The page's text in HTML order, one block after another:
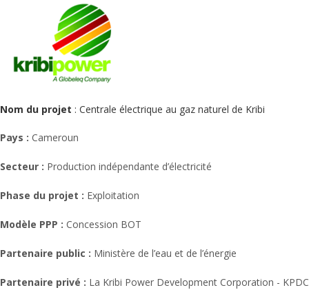
Nom du projet : Centrale électrique au gaz naturel de Kribi
Pays : Cameroun
Secteur : Production indépendante d’électricité
Phase du projet : Exploitation
Modèle PPP : Concession BOT
Partenaire public : Ministère de l’eau et de l’énergie
Partenaire privé : La Kribi Power Development Corporation - KPDC